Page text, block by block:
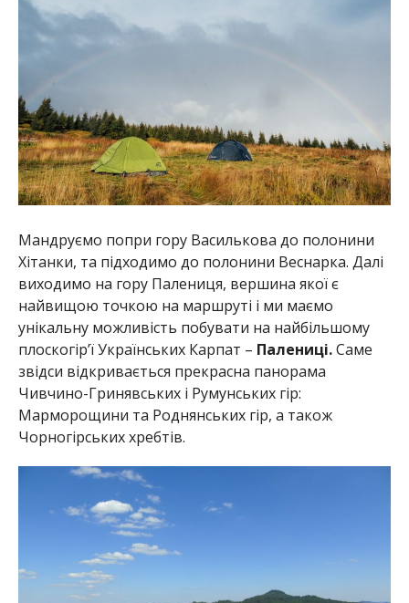
Мандруємо попри гору Василькова до полонини
Хітанки, та підходимо до полонини Веснарка. Далі
виходимо на гору Палениця, вершина якої є
найвищою точкою на маршруті і ми маємо
унікальну можливість побувати на найбільшому
плоскогір’ї Українських Карпат – Палениці.Саме
звідси відкривається прекрасна панорама
Чивчино-Гринявських і Румунських гір:
Марморощини та Роднянських гір, а також
Чорногірських хребтів.